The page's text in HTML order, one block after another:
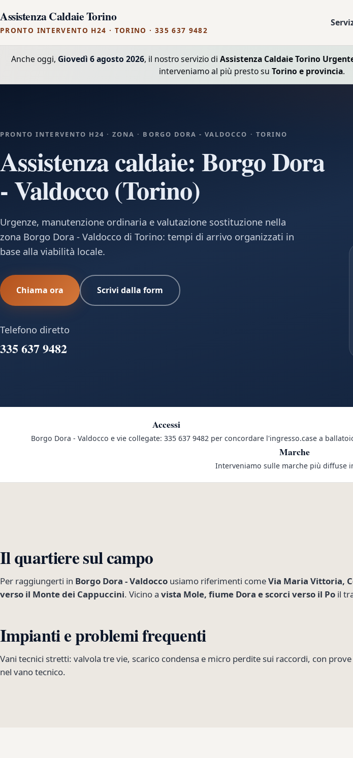
Assistenza Caldaie Torino
PRONTO INTERVENTO H24 · TORINO · 335 637 9482
Anche oggi, Giovedì 6 agosto 2026, il nostro servizio di Assistenza Caldaie Torino
interveniamo al più presto su Torino e provincia.
PRONTO INTERVENTO H24 · ZONA · BORGO DORA - VALDOCCO · TORINO
Assistenza caldaie: Borgo Dora
- Valdocco (Torino)
Urgenze, manutenzione ordinaria e valutazione sostituzione nella
zona Borgo Dora - Valdocco di Torino: tempi di arrivo organizzati in
base alla viabilità locale.
Chiama ora Scrivi dalla form
Telefono diretto
335 637 9482
Accessi
Borgo Dora - Valdocco e vie collegate: 335 637 9482 per concordare l'ingresso.case a
Marche
Interveniamo sulle marche più diffuse
Il quartiere sul campo
Per raggiungerti in Borgo Dora - Valdocco usiamo riferimenti comeVia Maria Vittoria,
verso il Monte dei Cappuccini. Vicino a vista Mole, fiume Dora e scorci verso il Po il
Impianti e problemi frequenti
Vani tecnici stretti: valvola tre vie, scarico condensa e micro perdite sui raccordi, con
nel vano tecnico.